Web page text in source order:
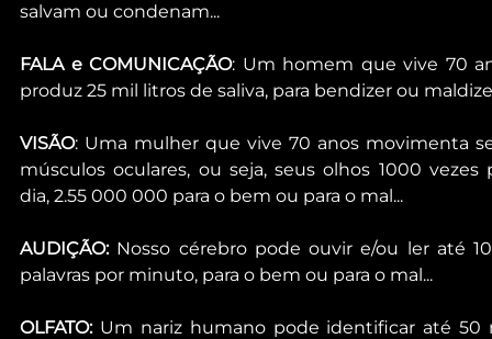
salvam ou condenam...
FALA e COMUNICAÇÃO: Um homem que vive 70
produz 25 mil litros de saliva, para bendizer ou
VISÃO: Uma mulher que vive 70 anos movimenta
músculos oculares, ou seja, seus olhos 1000 vezes
dia, 2.55 000 000 para o bem ou para o mal...
AUDIÇÃO: Nosso cérebro pode ouvir e/ou ler até
palavras por minuto, para o bem ou para o mal...
OLFATO: Um nariz humano pode identificar até 50